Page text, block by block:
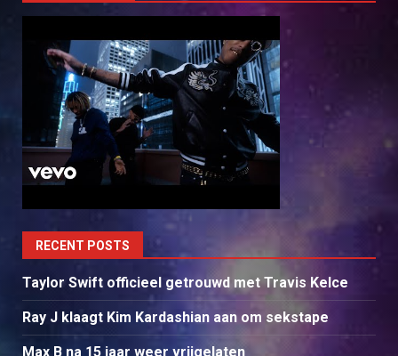
RECENT POSTS
Taylor Swift officieel getrouwd met Travis Kelce
Ray J klaagt Kim Kardashian aan om sekstape
Max B na 15 jaar weer vrijgelaten